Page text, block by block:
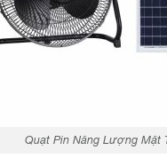
Quạt Pin Năng Lượng Mặt